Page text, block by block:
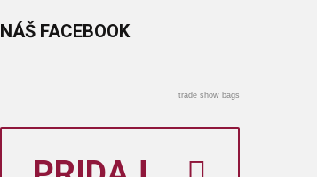
NÁŠ FACEBOOK
trade show bags